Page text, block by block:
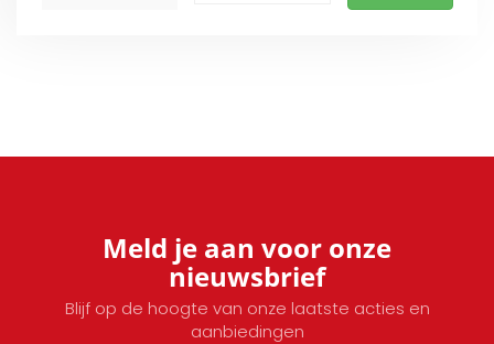
Meld je aan voor onze
nieuwsbrief
Blijf op de hoogte van onze laatste acties en
aanbiedingen